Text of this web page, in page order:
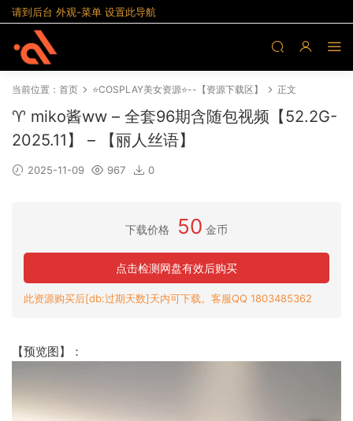
请到后台 外观-菜单 设置此导航
当前位置： 首页 ⭐COSPLAY美女资源⭐--【资源下载区】 正文
♈ miko酱ww – 全套96期含随包视频【52.2G-
2025.11】 – 【丽人丝语】
2025-11-09 967 0
下载价格 50 金币
点击检测网盘有效后购买
此资源购买后[db:过期天数]天内可下载。客服QQ 1803485362
【预览图】：